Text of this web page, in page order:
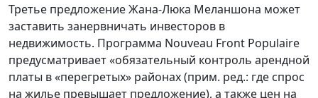
Третье предложение Жана-Люка Меланшона может
заставить занервничать инвесторов в
недвижимость. Программа Nouveau Front Populaire
предусматривает «обязательный контроль арендной
платы в «перегретых» районах (прим. ред.: где спрос
на жилье превышает предложение), а также цен на